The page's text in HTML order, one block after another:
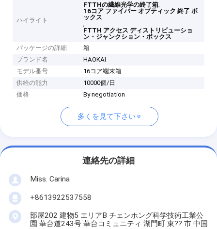
ハイライト
FTTHの繊維光学の終了箱,
16コア ファイバー オプティック 終了 ボ
ックス
,
FTTH アクセス ディストリビューショ
ン・ジャンクション・ボックス
パッケージの詳細
箱
ブランド名
HAOKAI
モデル番号
16コア端末箱
供給の能力
10000個/日
価格
By negotiation
多くを見て下さい
連絡先の詳細
Miss. Carina
+8613922537558
部屋202 建物5 エリアB チェンホング科学技術工業公
園 華台道243号 華台コミュニティ 湖門町 東?? 市 中国